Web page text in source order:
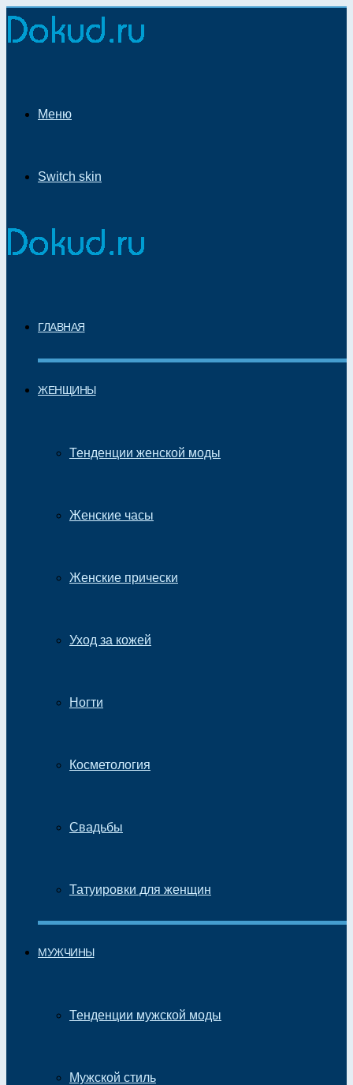
Меню
Switch skin
ГЛАВНАЯ
ЖЕНЩИНЫ
Тенденции женской моды
Женские часы
Женские прически
Уход за кожей
Ногти
Косметология
Свадьбы
Татуировки для женщин
МУЖЧИНЫ
Тенденции мужской моды
Мужской стиль